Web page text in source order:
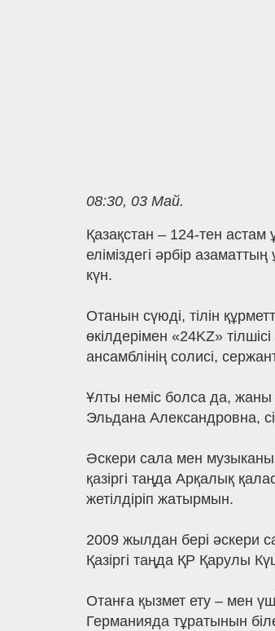
08:30, 03 Май.
Қазақстан – 124-тен астам
еліміздегі әрбір
күн.
Отанын сүюді, тілін
өкілдерімен «24KZ»
ансамблінің солисі,
Ұлты неміс болса да, жаны
Эльдана Александровна,
Әскери сала мен музыканы
қазіргі таңда Арқалық
жетілдіріп жатырмын.
2009 жылдан бері әскери
Қазіргі таңда ҚР Қарулы
Отанға қызмет ету – мен
Германияда тұратынын